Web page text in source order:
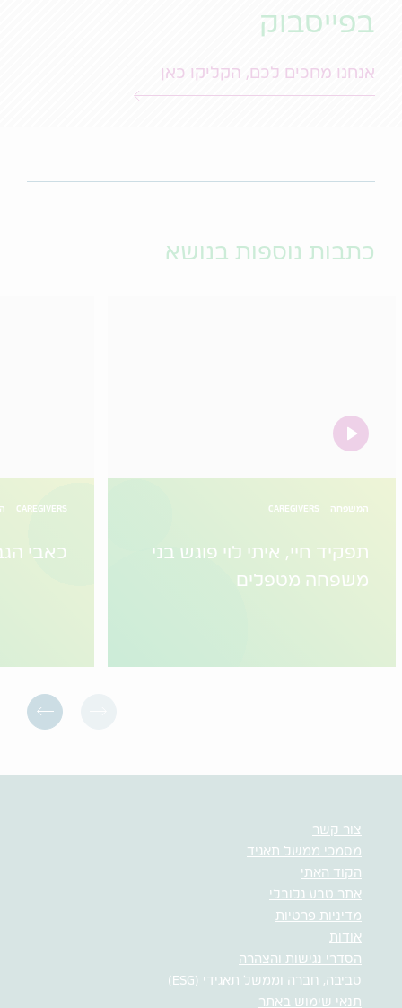
בפייסבוק
אנחנו מחכים לכם, הקליקו כאן
כתבות נוספות בנושא
video
המשפחה CAREGIVERS
תפקיד חיי, איתי לוי פוגש בני
משפחה מטפלים
CAREGIVERS
כאבי
צור קשר
מסמכי ממשל תאגיד
הקוד האתי
אתר טבע גלובלי
מדיניות פרטיות
אודות
הסדרי נגישות והצהרה
סביבה, חברה וממשל תאגידי (ESG)
תנאי שימוש באתר